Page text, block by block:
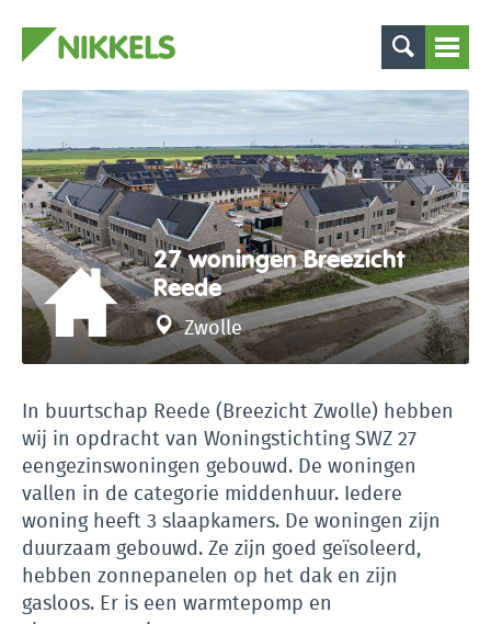
27 woningen Breezicht
Reede
Zwolle
In buurtschap Reede (Breezicht Zwolle) hebben
wij in opdracht van Woningstichting SWZ 27
eengezinswoningen gebouwd. De woningen
vallen in de categorie middenhuur. Iedere
woning heeft 3 slaapkamers. De woningen zijn
duurzaam gebouwd. Ze zijn goed geïsoleerd,
hebben zonnepanelen op het dak en zijn
gasloos. Er is een warmtepomp en